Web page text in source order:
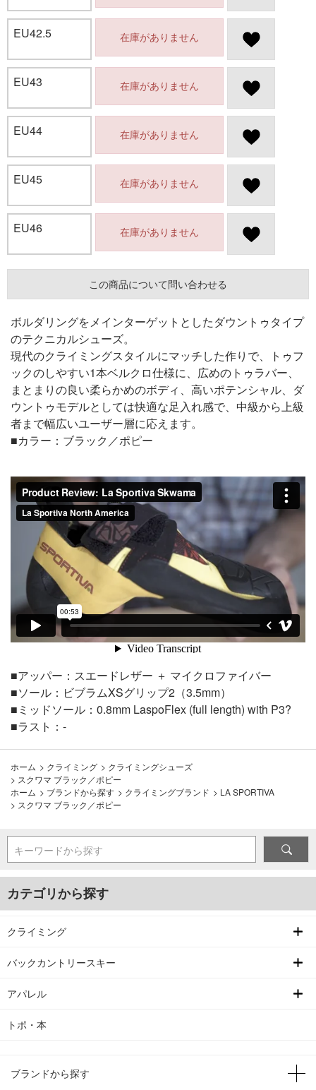
EU42.5 在庫がありません
EU43 在庫がありません
EU44 在庫がありません
EU45 在庫がありません
EU46 在庫がありません
この商品について問い合わせる
ボルダリングをメインターゲットとしたダウントゥタイプ
のテクニカルシューズ。
現代のクライミングスタイルにマッチした作りで、トゥフ
ックのしやすい1本ベルクロ仕様に、広めのトゥラバー、
まとまりの良い柔らかめのボディ、高いポテンシャル、ダ
ウントゥモデルとしては快適な足入れ感で、中級から上級
者まで幅広いユーザー層に応えます。
■カラー：ブラック／ポピー
■アッパー：スエードレザー ＋ マイクロファイバー
■ソール：ビブラムXSグリップ2（3.5mm）
■ミッドソール：0.8mm LaspoFlex (full length) with P3?
■ラスト：-
ホーム > クライミング > クライミングシューズ
> スクワマ ブラック／ポピー
ホーム > ブランドから探す > クライミングブランド > LA SPORTIVA
> スクワマ ブラック／ポピー
キーワードから探す
カテゴリから探す
クライミング
バックカントリースキー
アパレル
トポ・本
ブランドから探す